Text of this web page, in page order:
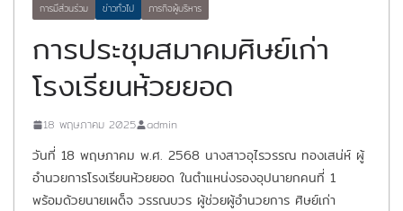
การมีส่วนร่วม ข่าวทั่วไป ภารกิจผู้บริหาร
การประชุมสมาคมศิษย์เก่า
โรงเรียนห้วยยอด
18 พฤษภาคม 2025 admin
วันที่ 18 พฤษภาคม พ.ศ. 2568 นางสาวอุไรวรรณ ทองเสน่ห์ ผู้
อำนวยการโรงเรียนห้วยยอด ในตำแหน่งรองอุปนายกคนที่ 1
พร้อมด้วยนายเผด็จ วรรณบวร ผู้ช่วยผู้อำนวยการ ศิษย์เก่า